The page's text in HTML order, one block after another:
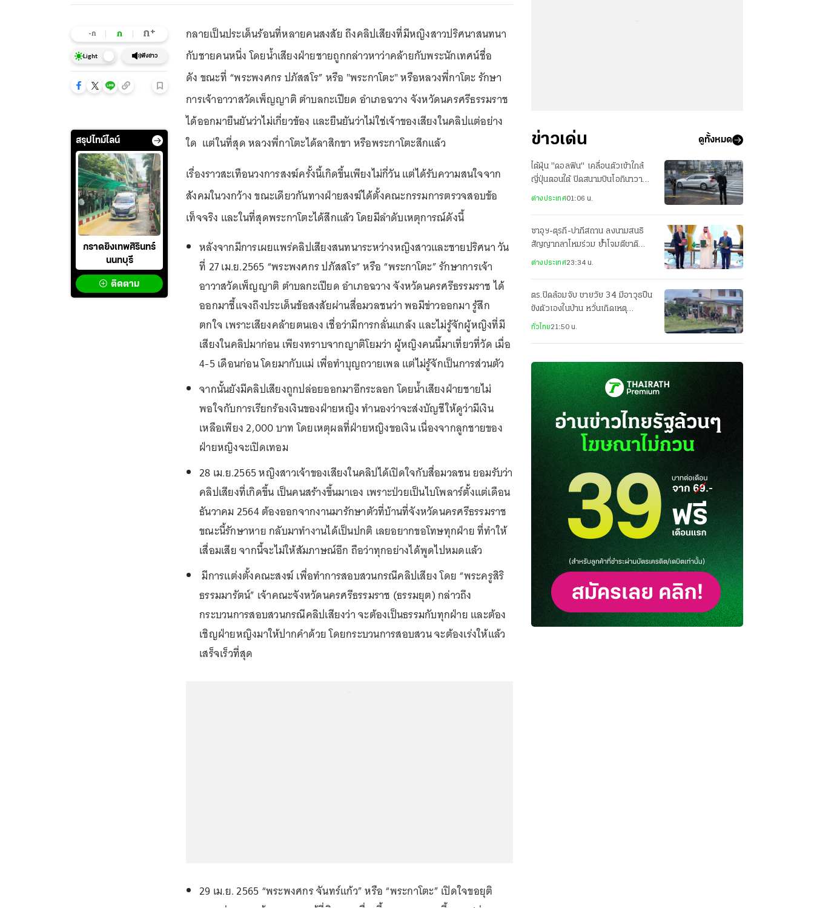
-ก ก ก+
Light ฟังข่าว
สรุปไทม์ไลน์
กราดยิงเทพศิรินทร์
นนทบุรี
ติดตาม
กลายเป็นประเด็นร้อนที่หลายคนสงสัย ถึงคลิปเสียงที่มีหญิงสาวปริศนาสนทนา
กับชายคนหนึ่ง โดยน้ำเสียงฝ่ายชายถูกกล่าวหาว่าคล้ายกับพระนักเทศน์ชื่อ
ดัง ขณะที่ “พระพงศกร ปภัสสโร” หรือ "พระกาโตะ" หรือหลวงพี่กาโตะ รักษา
การเจ้าอาวาสวัดเพ็ญญาติ ตำบลกะเปียด อำเภอฉวาง จังหวัดนครศรีธรรมราช
ได้ออกมายืนยันว่าไม่เกี่ยวข้อง และยืนยันว่าไม่ใช่เจ้าของเสียงในคลิปแต่อย่าง
ใด แต่ในที่สุด หลวงพี่กาโตะได้ลาสิกขา หรือพระกาโตะสึกแล้ว
เรื่องราวสะเทือนวงการสงฆ์ครั้งนี้เกิดขึ้นเพียงไม่กี่วัน แต่ได้รับความสนใจจาก
สังคมในวงกว้าง ขณะเดียวกันทางฝ่ายสงฆ์ได้ตั้งคณะกรรมการตรวจสอบข้อ
เท็จจริง และในที่สุดพระกาโตะได้สึกแล้ว โดยมีลำดับเหตุการณ์ดังนี้
หลังจากมีการเผยแพร่คลิปเสียงสนทนาระหว่างหญิงสาวและชายปริศนา วัน
ที่ 27 เม.ย.2565 “พระพงศกร ปภัสสโร” หรือ “พระกาโตะ” รักษาการเจ้า
อาวาสวัดเพ็ญญาติ ตำบลกะเปียด อำเภอฉวาง จังหวัดนครศรีธรรมราช ได้
ออกมาชี้แจงถึงประเด็นข้อสงสัยผ่านสื่อมวลชนว่า พอมีข่าวออกมา รู้สึก
ตกใจ เพราะเสียงคล้ายตนเอง เชื่อว่ามีการกลั่นแกล้ง และไม่รู้จักผู้หญิงที่มี
เสียงในคลิปมาก่อน เพียงทราบจากญาติโยมว่า ผู้หญิงคนนี้มาเที่ยวที่วัด เมื่อ
4-5 เดือนก่อน โดยมากับแม่ เพื่อทำบุญถวายเพล แต่ไม่รู้จักเป็นการส่วนตัว
จากนั้นยังมีคลิปเสียงถูกปล่อยออกมาอีกระลอก โดยน้ำเสียงฝ่ายชายไม่
พอใจกับการเรียกร้องเงินของฝ่ายหญิง ทำนองว่าจะส่งบัญชีให้ดูว่ามีเงิน
เหลือเพียง 2,000 บาท โดยเหตุผลที่ฝ่ายหญิงขอเงิน เนื่องจากลูกชายของ
ฝ่ายหญิงจะเปิดเทอม
28 เม.ย.2565 หญิงสาวเจ้าของเสียงในคลิปได้เปิดใจกับสื่อมวลชน ยอมรับว่า
คลิปเสียงที่เกิดขึ้น เป็นคนสร้างขึ้นมาเอง เพราะป่วยเป็นไบโพลาร์ตั้งแต่เดือน
ธันวาคม 2564 ต้องออกจากงานมารักษาตัวที่บ้านที่จังหวัดนครศรีธรรมราช
ขณะนี้รักษาหาย กลับมาทำงานได้เป็นปกติ เลยอยากขอโทษทุกฝ่าย ที่ทำให้
เสื่อมเสีย จากนี้จะไม่ให้สัมภาษณ์อีก ถือว่าทุกอย่างได้พูดไปหมดแล้ว
มีการแต่งตั้งคณะสงฆ์ เพื่อทำการสอบสวนกรณีคลิปเสียง โดย “พระครูสิริ
ธรรมมารัตน์” เจ้าคณะจังหวัดนครศรีธรรมราช (ธรรมยุต) กล่าวถึง
กระบวนการสอบสวนกรณีคลิปเสียงว่า จะต้องเป็นธรรมกับทุกฝ่าย และต้อง
เชิญฝ่ายหญิงมาให้ปากคำด้วย โดยกระบวนการสอบสวน จะต้องเร่งให้แล้ว
เสร็จเร็วที่สุด
29 เม.ย. 2565 “พระพงศกร จันทร์แก้ว” หรือ “พระกาโตะ” เปิดใจขอยุติ
ข่าวเด่น ดูทั้งหมด
ไต้ฝุ่น "ดอลฟิน" เคลื่อนตัวเข้าใกล้
ญี่ปุ่นตอนใต้ ปิดสนามบินโอกินาวา
อพยพประชาชน-เจ็บ 3 ราย
ต่างประเทศ01:06 น.
ซาอุฯ-ตุรกี-ปากีสถาน ลงนามสนธิ
สัญญากลาโหมร่วม ย้ำโจมตีชาติ
เดียวเท่ากับโจมตีทั้ง 3 ประเทศ
ต่างประเทศ23:34 น.
ตร.ปิดล้อมจับ ชายวัย 34 มีอาวุธปืน
ขังตัวเองในบ้าน หวั่นเกิดเหตุ
อันตราย
ทั่วไทย21:50 น.